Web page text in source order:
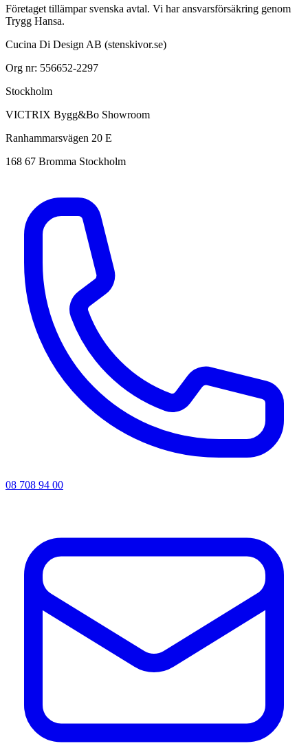
Företaget tillämpar svenska avtal. Vi har ansvarsförsäkring genom
Trygg Hansa.
Cucina Di Design AB (stenskivor.se)
Org nr: 556652-2297
Stockholm
VICTRIX Bygg&Bo Showroom
Ranhammarsvägen 20 E
168 67 Bromma Stockholm
08 708 94 00